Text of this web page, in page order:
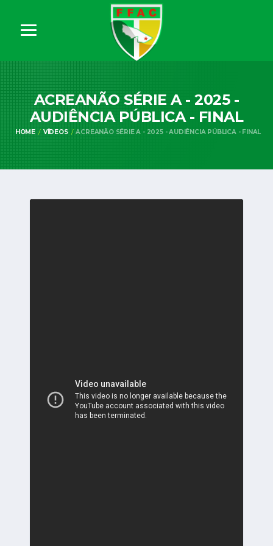
ACREANÃO SÉRIE A - 2025 -
AUDIÊNCIA PÚBLICA - FINAL
HOME VÍDEOS ACREANÃO SÉRIE A - 2025 - AUDIÊNCIA PÚBLICA - FINAL